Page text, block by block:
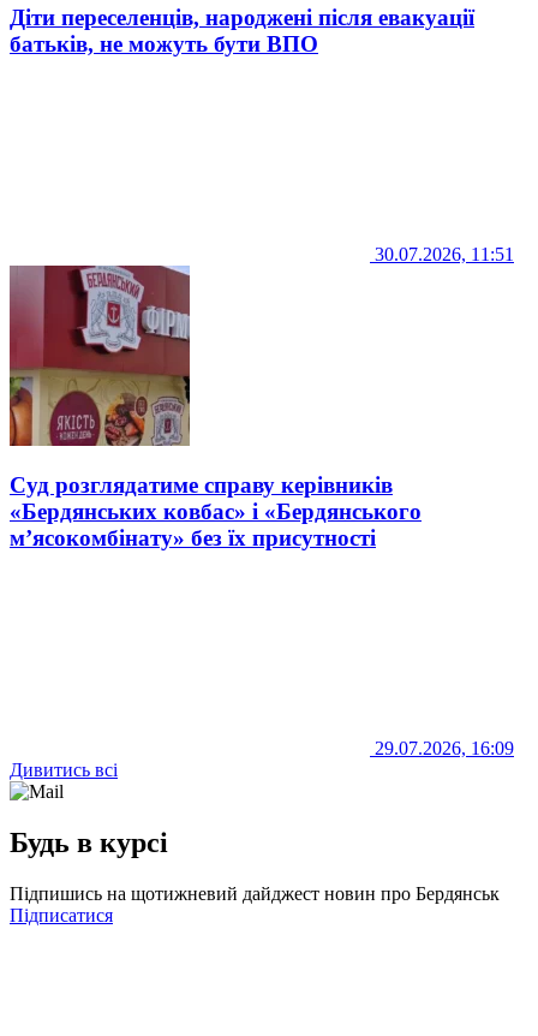
Діти переселенців, народжені після евакуації
батьків, не можуть бути ВПО
30.07.2026, 11:51
Суд розглядатиме справу керівників
«Бердянських ковбас» і «Бердянського
м’ясокомбінату» без їх присутності
29.07.2026, 16:09
Дивитись всі
Будь в курсі
Підпишись на щотижневий дайджест новин про Бердянськ
Підписатися